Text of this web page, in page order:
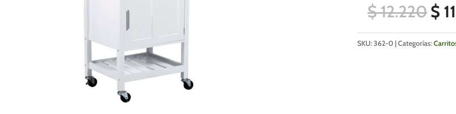
$12.220 EL
$
SKU:362-0 Categorías: